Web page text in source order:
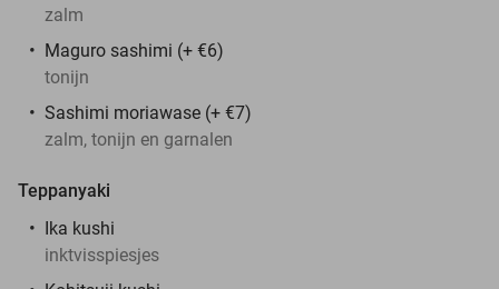
zalm
Maguro sashimi (+ €6)
tonijn
Sashimi moriawase (+ €7)
zalm, tonijn en garnalen
Teppanyaki
Ika kushi
inktvisspiesjes